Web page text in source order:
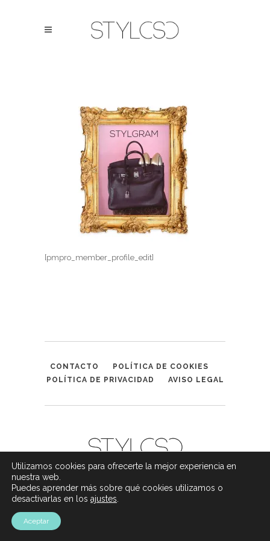
[pmpro_member_profile_edit]
CONTACTO
POLÍTICA DE COOKIES
POLÍTICA DE PRIVACIDAD
AVISO LEGAL
Utilizamos cookies para ofrecerte la mejor experiencia en
nuestra web.
Puedes aprender más sobre qué cookies utilizamos o
desactivarlas en los ajustes
Aceptar